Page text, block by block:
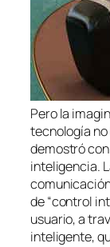
Pero la
tecnología
demostró
inteligencia.
de “control
usuario, a
inteligente,